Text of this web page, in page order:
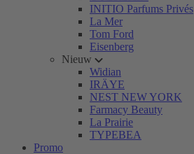
INITIO Parfums Privés
La Mer
Tom Ford
Eisenberg
Nieuw
Widian
IRÄYE
NEST NEW YORK
Farmacy Beauty
La Prairie
TYPEBEA
Promo